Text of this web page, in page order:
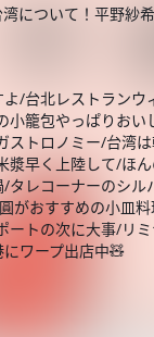
について！平野紗
/台北レストラン
小籠包やっぱりお
ストロノミー/台湾
漿早く上陸して/ほ
タレコーナーのシ
がおすすめの小皿
ートの次に大事/リ
ワープ出店中🧸